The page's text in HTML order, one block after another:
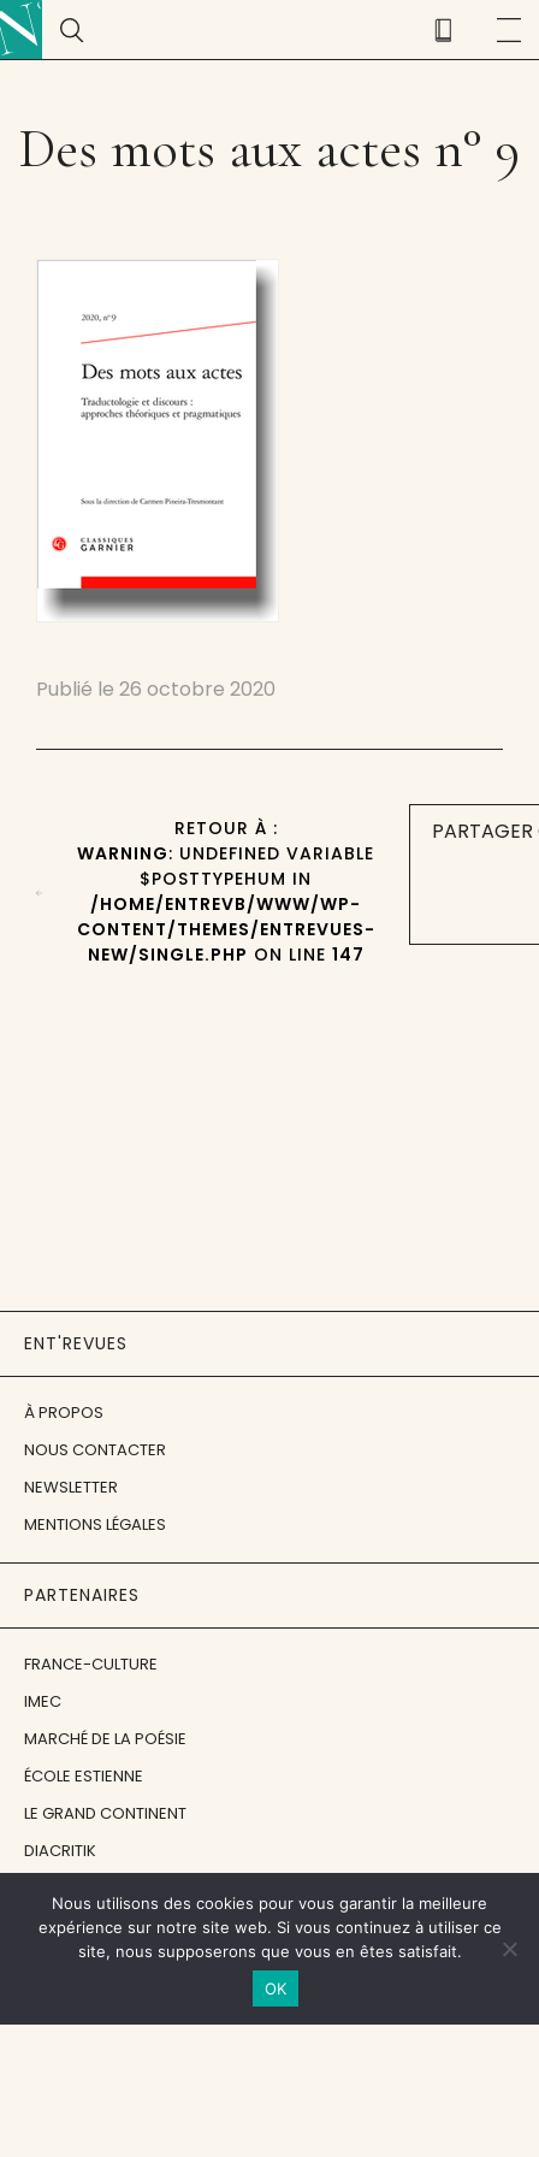
Des mots aux actes n° 9
Publié le 26 octobre 2020
RETOUR À :
WARNING: UNDEFINED VARIABLE
$POSTTYPEHUM IN
/HOME/ENTREVB/WWW/WP-
CONTENT/THEMES/ENTREVUES-
NEW/SINGLE.PHP ON LINE 147
ENT'REVUES
À PROPOS
NOUS CONTACTER
NEWSLETTER
MENTIONS LÉGALES
PARTENAIRES
FRANCE-CULTURE
IMEC
MARCHÉ DE LA POÉSIE
ÉCOLE ESTIENNE
LE GRAND CONTINENT
DIACRITIK
NOS SOUTIENS
CENTRE NATIONAL DU LIVRE
Nous utilisons des cookies pour vous garantir la meilleure
expérience sur notre site web. Si vous continuez à utiliser ce
site, nous supposerons que vous en êtes satisfait.
OK